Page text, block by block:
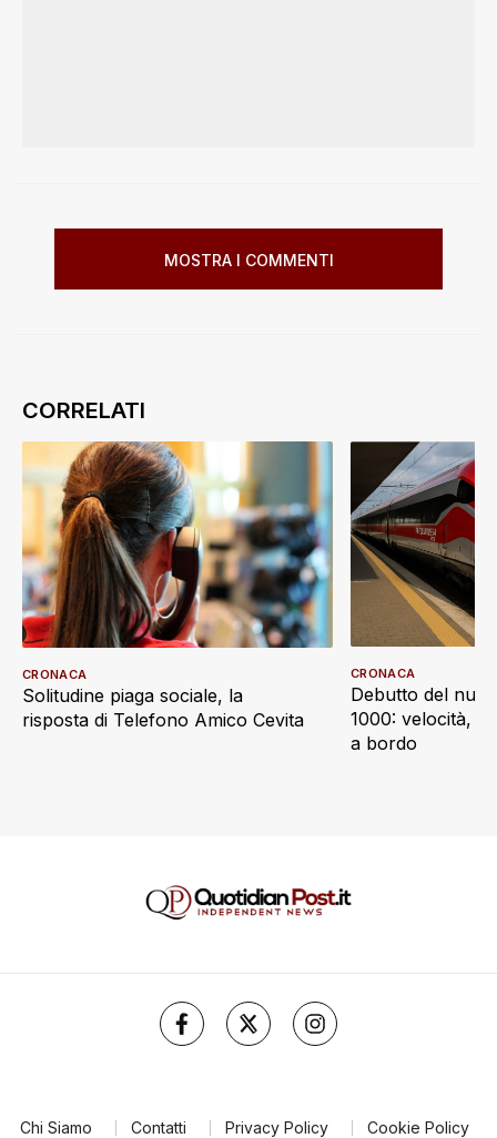
MOSTRA I COMMENTI
Solitudine piaga sociale, la
risposta di Telefono Amico Cevita
CRONACA
Debutto del
1000: velocità,
a bordo
CRONACA
Chi Siamo Contatti Privacy Policy Cookie Policy